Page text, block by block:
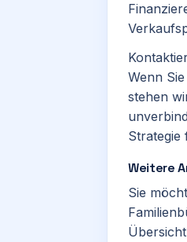
Wenn
stehen
Weitere
Sie